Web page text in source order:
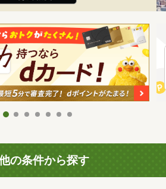
の条件から探す